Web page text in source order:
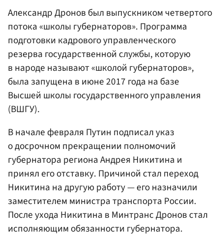
Александр Дронов был выпускником четвертого
потока «школы губернаторов». Программа
подготовки кадрового управленческого
резерва государственной службы, которую
в народе называют «школой губернаторов»,
была запущена в июне 2017 года на базе
Высшей школы государственного управления
(ВШГУ).
В начале февраля Путин подписал указ
о досрочном прекращении полномочий
губернатора региона Андрея Никитина и
принял его отставку. Причиной стал переход
Никитина на другую работу — его назначили
заместителем министра транспорта России.
После ухода Никитина в Минтранс Дронов стал
исполняющим обязанности губернатора.